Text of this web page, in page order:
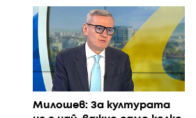
Милошев: За културата